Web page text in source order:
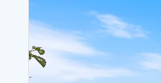
Ferienhäuser Nicht-Raucher
Ferienhäuser mit Aussicht
Ferienhäuser mit Whirlpool
Ferienhäuser mit Freitagswechsel
Ferienhäuser mit Samstagswechsel